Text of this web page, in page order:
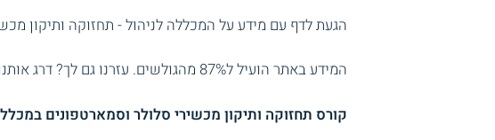
הגעת לדף עם מידע על המכללה לניהול - תחזוקה ותיקון
המידע באתר הועיל ל87% מהגולשים.
עזרנו גם לך? דרג
קורס תחזוקה ותיקון מכשירי סלולר וסמארטפונים